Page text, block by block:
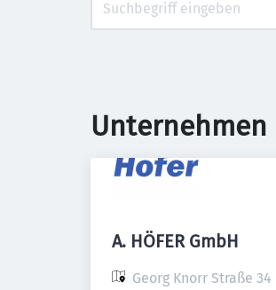
Unternehmen
A. HÖFER GmbH
Georg Knorr Straße 34